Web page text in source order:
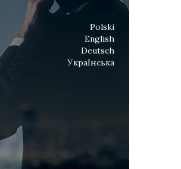
Polski
English
Deutsch
Українська